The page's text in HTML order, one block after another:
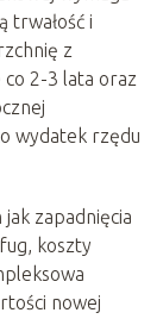
trwałość i
z
2-3 lata oraz
wydatek rzędu
zapadnięcia
koszty
nowej